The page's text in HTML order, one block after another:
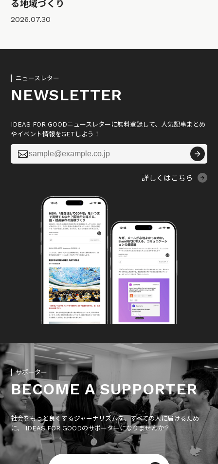
る地域づくり
2026.07.30
ニュースレター
NEWSLETTER
IDEAS FOR GOODニュースレターに無料登録して、人気記事まとめ
やイベント情報をGETしよう！

詳しくはこちら
サポーター
BECOME A SUPPORTER
社会をもっと良くするジャーナリズムを、すべての人に届けるため
に、 IDEAS FOR GOODのサポーターになりませんか？